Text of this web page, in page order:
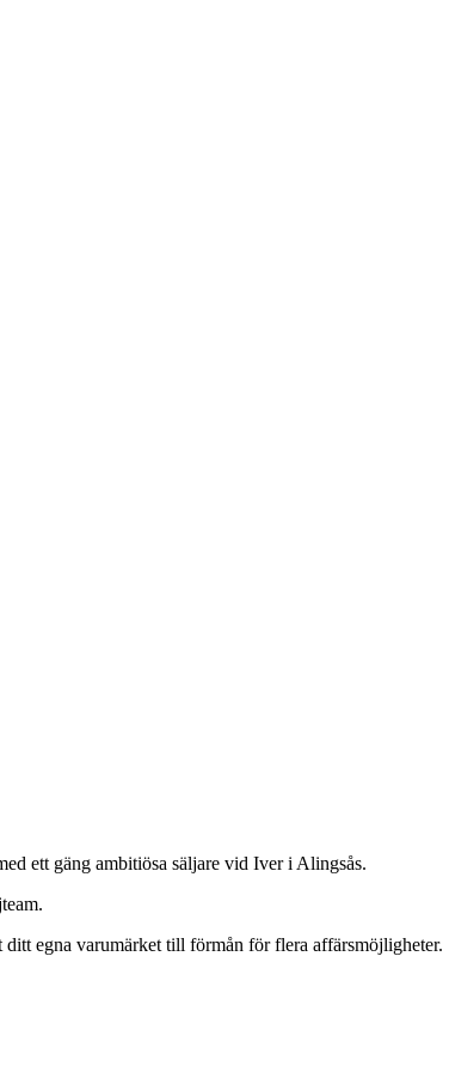
ett gäng ambitiösa säljare vid Iver i Alingsås.
egna varumärket till förmån för flera affärsmöjligheter.